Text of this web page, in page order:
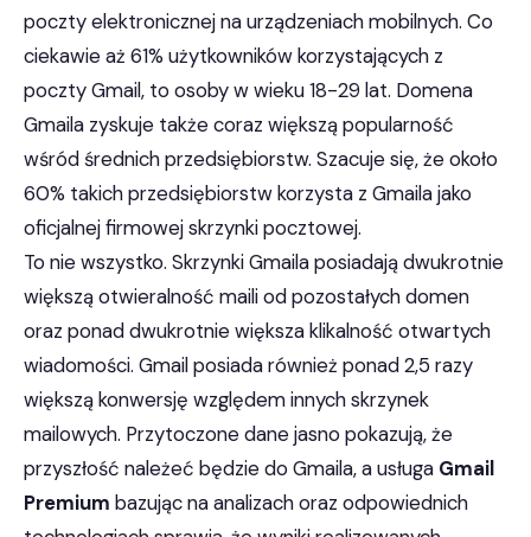
poczty elektronicznej na urządzeniach mobilnych. Co
ciekawie aż 61% użytkowników korzystających z
poczty Gmail, to osoby w wieku 18-29 lat. Domena
Gmaila zyskuje także coraz większą popularność
wśród średnich przedsiębiorstw. Szacuje się, że około
60% takich przedsiębiorstw korzysta z Gmaila jako
oficjalnej firmowej skrzynki pocztowej.
To nie wszystko. Skrzynki Gmaila posiadają dwukrotnie
większą otwieralność maili od pozostałych domen
oraz ponad dwukrotnie większa klikalność otwartych
wiadomości. Gmail posiada również ponad 2,5 razy
większą konwersję względem innych skrzynek
mailowych. Przytoczone dane jasno pokazują, że
przyszłość należeć będzie do Gmaila, a usługa Gmail
Premium bazując na analizach oraz odpowiednich